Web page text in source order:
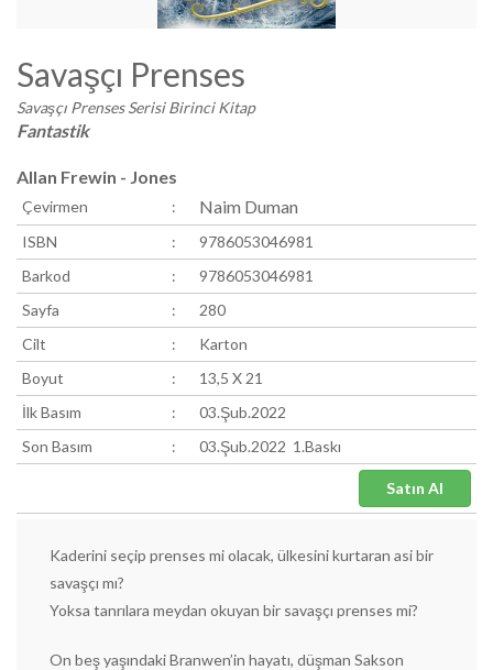
Savaşçı Prenses
Savaşçı Prenses Serisi Birinci Kitap
Fantastik
Allan Frewin - Jones
Çevirmen : Naim Duman
ISBN :
9786053046981
Barkod
:
9786053046981
Sayfa
:
280
Cilt
:
Karton
Boyut
:
13,5 X 21
İlk Basım
:
03.Şub.2022
Son Basım
: 03.Şub.2022 1.Baskı
Kaderini seçip prenses mi olacak, ülkesini kurtaran asi bir
savaşçı mı?
Yoksa tanrılara meydan okuyan bir savaşçı prenses mi?
On beş yaşındaki Branwen’in hayatı, düşman Sakson